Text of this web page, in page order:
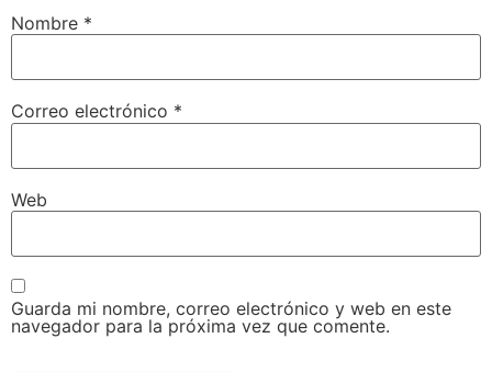
Nombre *
Correo electrónico *
Web
Guarda mi nombre, correo electrónico y web en este
navegador para la próxima vez que comente.